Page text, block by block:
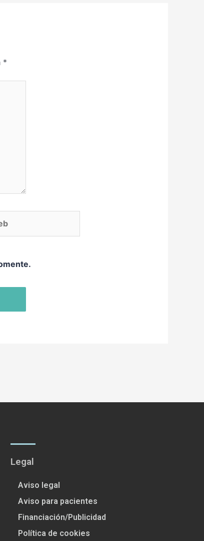
*
Legal
Aviso legal
Aviso para pacientes
Financiación/Publicidad
Política de cookies